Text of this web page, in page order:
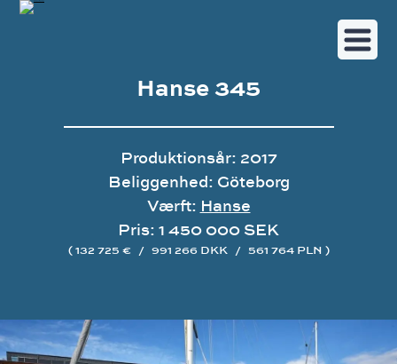
Hanse 345
Produktionsår: 2017
Beliggenhed: Göteborg
Værft: Hanse
Pris: 1 450 000 SEK
( 132 725 € / 991 266 DKK / 561 764 PLN )